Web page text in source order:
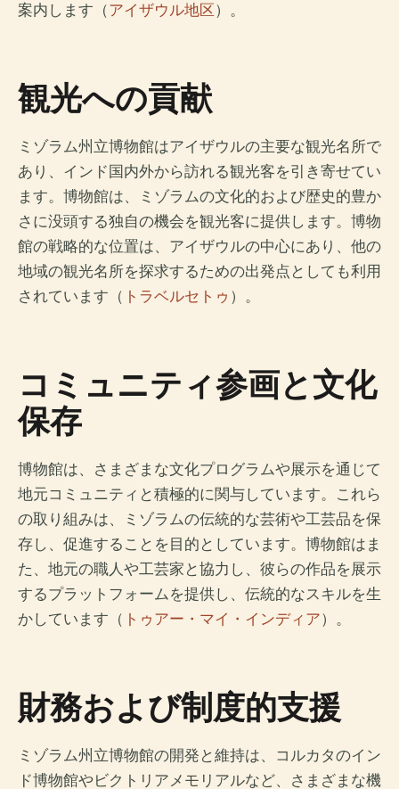
案内します（アイザウル地区）。
観光への貢献
ミゾラム州立博物館はアイザウルの主要な観光名所で
あり、インド国内外から訪れる観光客を引き寄せてい
ます。博物館は、ミゾラムの文化的および歴史的豊か
さに没頭する独自の機会を観光客に提供します。博物
館の戦略的な位置は、アイザウルの中心にあり、他の
地域の観光名所を探求するための出発点としても利用
されています（ トラベルセトゥ ）。
コミュニティ参画と文化
保存
博物館は、さまざまな文化プログラムや展示を通じて
地元コミュニティと積極的に関与しています。これら
の取り組みは、ミゾラムの伝統的な芸術や工芸品を保
存し、促進することを目的としています。博物館はま
た、地元の職人や工芸家と協力し、彼らの作品を展示
するプラットフォームを提供し、伝統的なスキルを生
かしています（ トゥアー・マイ・インディア）。
財務および制度的支援
ミゾラム州立博物館の開発と維持は、コルカタのイン
ド博物館やビクトリアメモリアルなど、さまざまな機